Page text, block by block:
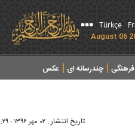
Türkçe
فرهنگی چندرسانه ای عکس
تاریخ انتشار : ۰۲ مهر ۱۳۹۶ - ۱۶:۲۹